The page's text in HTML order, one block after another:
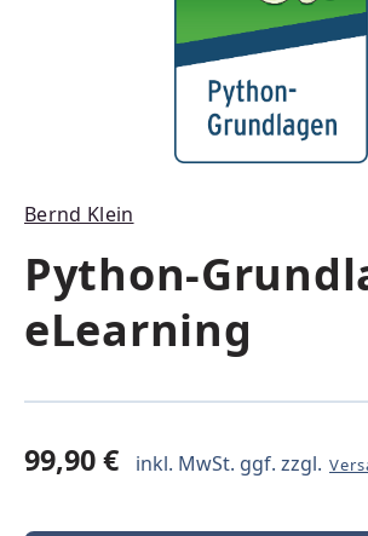
Bernd Klein
Python-
eLearning
99,90 € inkl. MwSt. ggf. zzgl.